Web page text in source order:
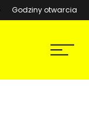
(otwiera się w nowym
Godziny otwarcia
Menu